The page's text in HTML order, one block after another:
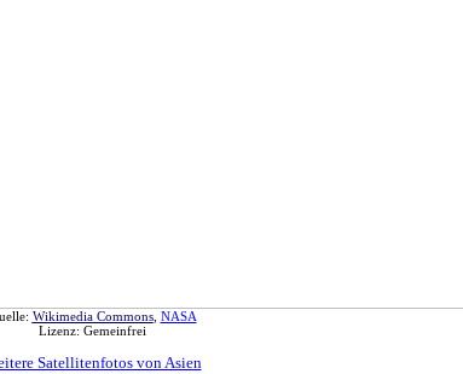
Wikimedia Commons, NASA
Lizenz: Gemeinfrei
Satellitenfotos von Asien